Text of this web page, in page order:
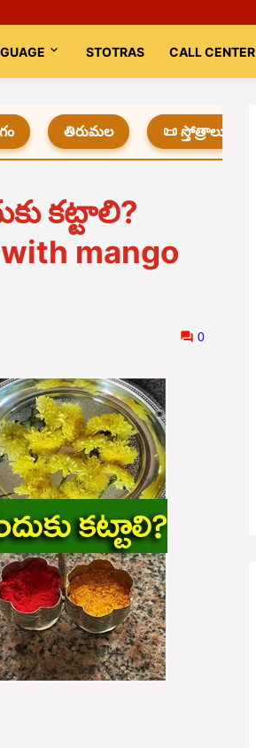
STOTRAS CALL CENTER
తిరుమల 📜 స్తోత్రాలు
కట్టాలి?
mango
0